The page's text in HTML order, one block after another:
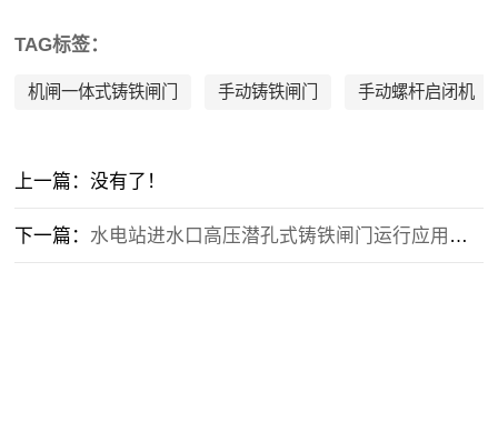
TAG标签：
机闸一体式铸铁闸门 手动铸铁闸门 手动螺杆启闭机
上一篇：没有了！
下一篇： 水电站进水口高压潜孔式铸铁闸门运行应用经验